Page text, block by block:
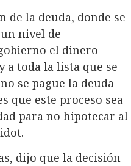
de la deuda, donde se
nivel de
el dinero
a toda la lista que se
se pague la deuda
que este proceso sea
para no hipotecar al
dijo que la decisión